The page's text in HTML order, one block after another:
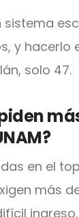
sistema
y hacerlo
solo 47.
en el
más